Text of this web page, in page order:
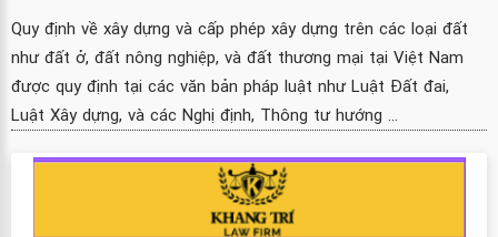
Quy định về xây dựng và cấp phép xây dựng trên các loại đất
như đất ở, đất nông nghiệp, và đất thương mại tại Việt Nam
được quy định tại các văn bản pháp luật như Luật Đất đai,
Luật Xây dựng, và các Nghị định, Thông tư hướng ...